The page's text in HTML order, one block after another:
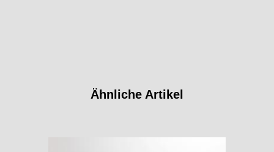
Ähnliche Artikel